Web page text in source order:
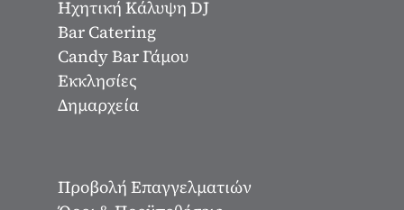
Ηχητική Κάλυψη DJ
Bar Catering
Candy Bar Γάμου
Εκκλησίες
Δημαρχεία
Προβολή Επαγγελματιών